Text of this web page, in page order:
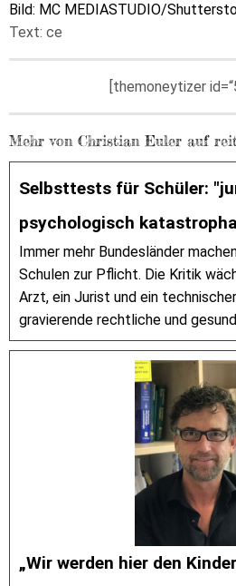
Bild: MC MEDIASTUDIO/
Text: ce
[themoneytizer
Mehr von Christian Euler auf
Selbsttests für Schüler:
psychologisch
Immer mehr Bundesländer
Schulen zur Pflicht. Die Kritik
Arzt, ein Jurist und ein
gravierende rechtliche und
„Wir werden hier den